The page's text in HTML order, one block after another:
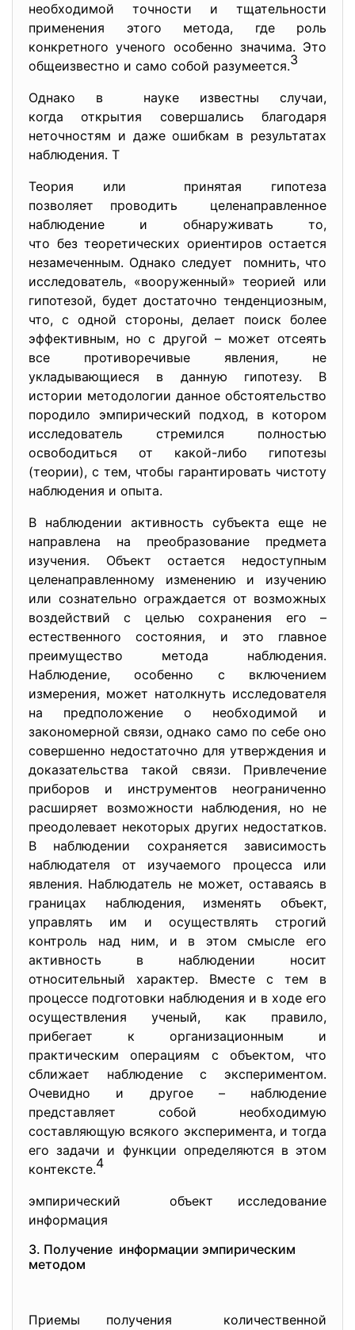
необходимой точности и тщательности
применения этого метода, где роль
конкретного ученого особенно значима. Это
общеизвестно и само собой разумеется.3
Однако в науке известны случаи,
когда открытия совершались благодаря
неточностям и даже ошибкам в результатах
наблюдения. Т
Теория или принятая гипотеза
позволяет проводить целенаправленное
наблюдение и обнаруживать то,
что без теоретических ориентиров остается
незамеченным. Однако следует помнить, что
исследователь, «вооруженный» теорией или
гипотезой, будет достаточно тенденциозным,
что, с одной стороны, делает поиск более
эффективным, но с другой – может отсеять
все противоречивые явления, не
укладывающиеся в данную гипотезу. В
истории методологии данное обстоятельство
породило эмпирический подход, в котором
исследователь стремился полностью
освободиться от какой-либо гипотезы
(теории), с тем, чтобы гарантировать чистоту
наблюдения и опыта.
В наблюдении активность субъекта еще не
направлена на преобразование предмета
изучения. Объект остается недоступным
целенаправленному изменению и изучению
или сознательно ограждается от возможных
воздействий с целью сохранения его –
естественного состояния, и это главное
преимущество метода наблюдения.
Наблюдение, особенно с включением
измерения, может натолкнуть исследователя
на предположение о необходимой и
закономерной связи, однако само по себе оно
совершенно недостаточно для утверждения и
доказательства такой связи. Привлечение
приборов и инструментов неограниченно
расширяет возможности наблюдения, но не
преодолевает некоторых других недостатков.
В наблюдении сохраняется зависимость
наблюдателя от изучаемого процесса или
явления. Наблюдатель не может, оставаясь в
границах наблюдения, изменять объект,
управлять им и осуществлять строгий
контроль над ним, и в этом смысле его
активность в наблюдении носит
относительный характер. Вместе с тем в
процессе подготовки наблюдения и в ходе его
осуществления ученый, как правило,
прибегает к организационным и
практическим операциям с объектом, что
сближает наблюдение с экспериментом.
Очевидно и другое – наблюдение
представляет собой необходимую
составляющую всякого эксперимента, и тогда
его задачи и функции определяются в этом
контексте.4
эмпирический объект исследование
информация
3. Получение информации эмпирическим
методом
Приемы получения количественной